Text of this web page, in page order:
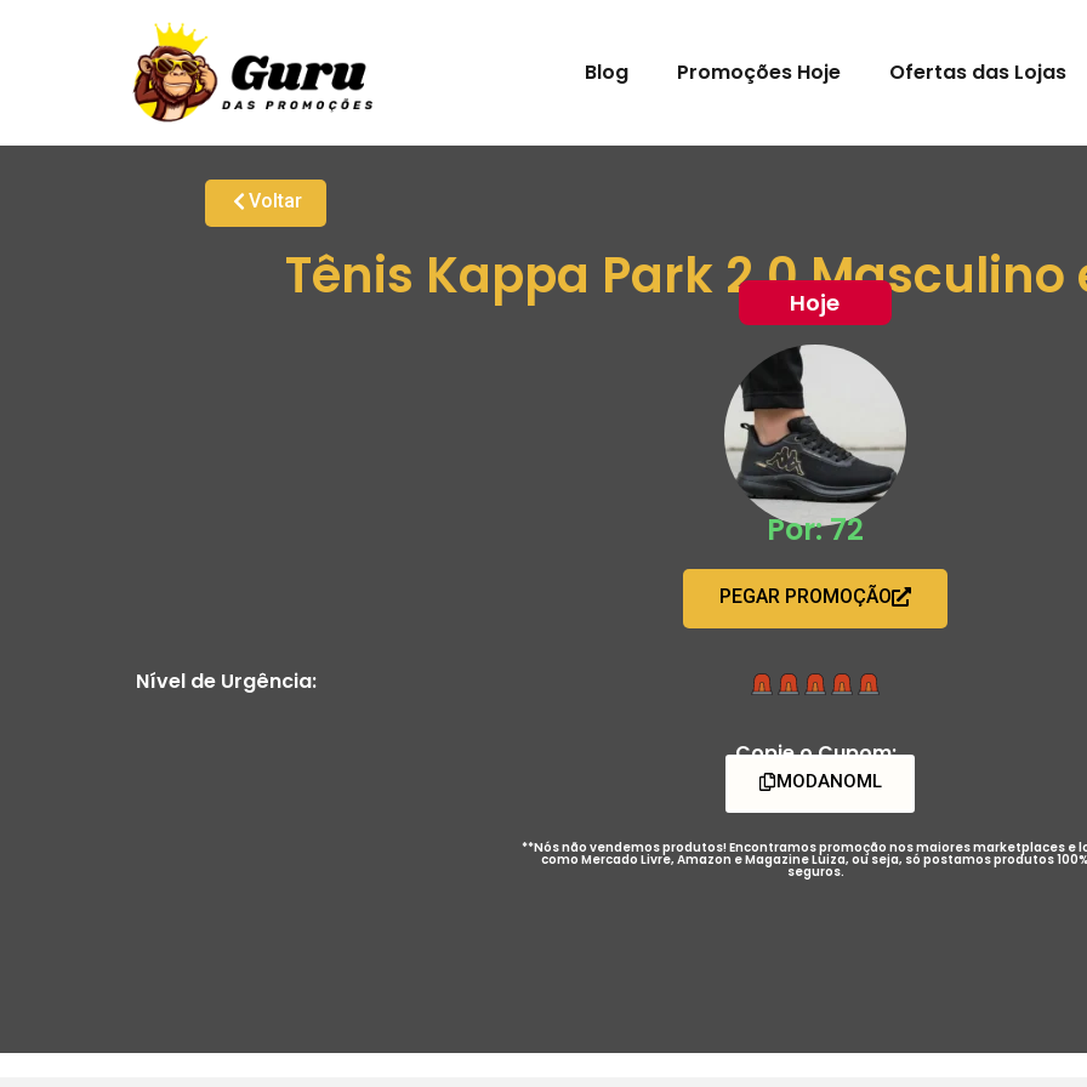
Blog Promoções Hoje Ofertas das Lojas
Voltar
Tênis Kappa Park 2.0 Masculino
Hoje
Por: 72
PEGAR PROMOÇÃO
Nível de Urgência:
Copie o Cupom:
MODANOML
**Nós não vendemos produtos! Encontramos promoção nos maiores marketplaces e
como Mercado Livre, Amazon e Magazine Luiza, ou seja, só postamos produtos 100%
seguros.